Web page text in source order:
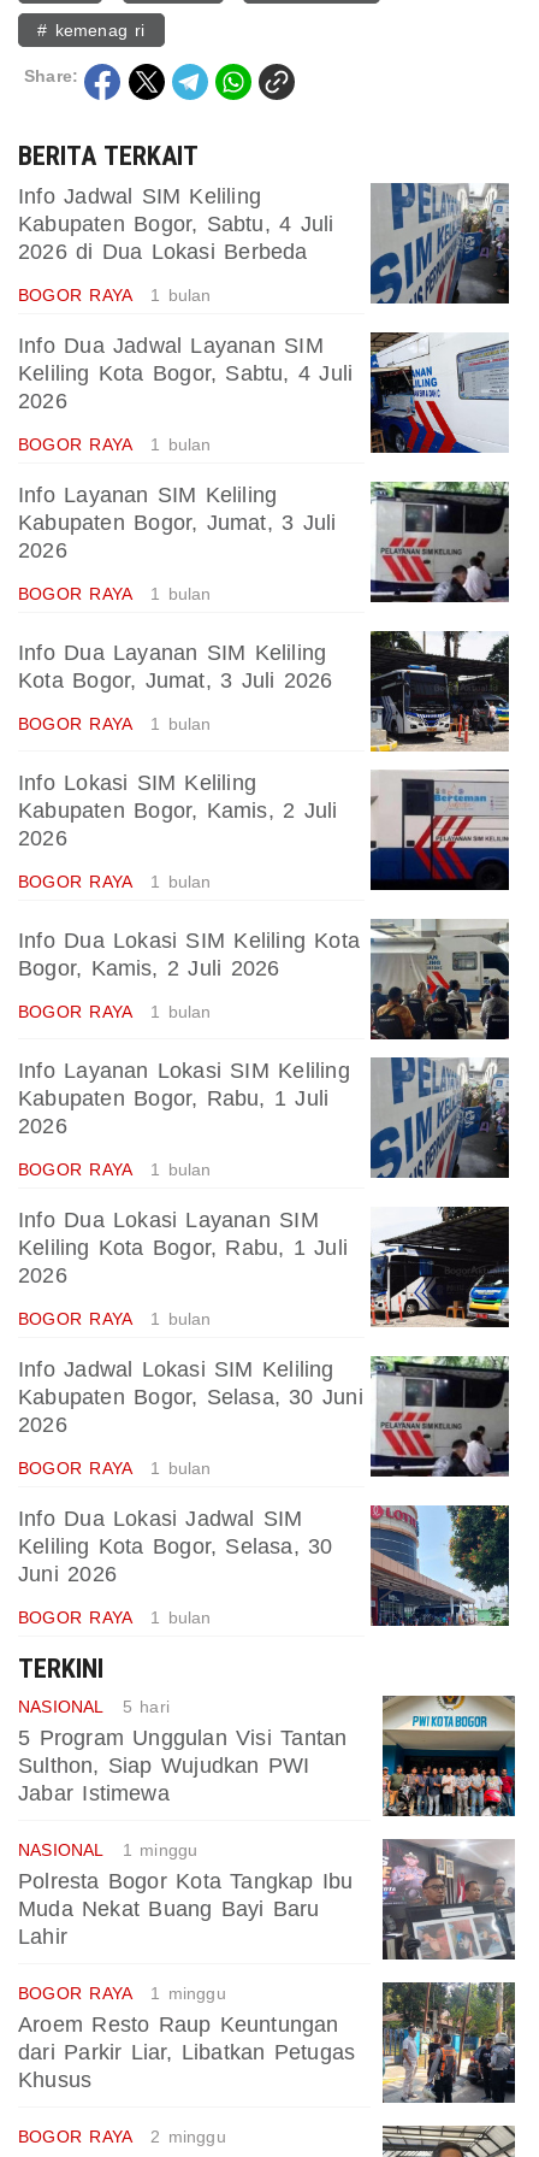
# kemenag ri
Share:
BERITA TERKAIT
Info Jadwal SIM Keliling
Kabupaten Bogor, Sabtu, 4 Juli
2026 di Dua Lokasi Berbeda
BOGOR RAYA 1 bulan
Info Dua Jadwal Layanan SIM
Keliling Kota Bogor, Sabtu, 4 Juli
2026
BOGOR RAYA 1 bulan
Info Layanan SIM Keliling
Kabupaten Bogor, Jumat, 3 Juli
2026
BOGOR RAYA 1 bulan
Info Dua Layanan SIM Keliling
Kota Bogor, Jumat, 3 Juli 2026
BOGOR RAYA 1 bulan
Info Lokasi SIM Keliling
Kabupaten Bogor, Kamis, 2 Juli
2026
BOGOR RAYA 1 bulan
Info Dua Lokasi SIM Keliling Kota
Bogor, Kamis, 2 Juli 2026
BOGOR RAYA 1 bulan
Info Layanan Lokasi SIM Keliling
Kabupaten Bogor, Rabu, 1 Juli
2026
BOGOR RAYA 1 bulan
Info Dua Lokasi Layanan SIM
Keliling Kota Bogor, Rabu, 1 Juli
2026
BOGOR RAYA 1 bulan
Info Jadwal Lokasi SIM Keliling
Kabupaten Bogor, Selasa, 30 Juni
2026
BOGOR RAYA 1 bulan
Info Dua Lokasi Jadwal SIM
Keliling Kota Bogor, Selasa, 30
Juni 2026
BOGOR RAYA 1 bulan
TERKINI
NASIONAL 5 hari
5 Program Unggulan Visi Tantan
Sulthon, Siap Wujudkan PWI
Jabar Istimewa
NASIONAL 1 minggu
Polresta Bogor Kota Tangkap Ibu
Muda Nekat Buang Bayi Baru
Lahir
BOGOR RAYA 1 minggu
Aroem Resto Raup Keuntungan
dari Parkir Liar, Libatkan Petugas
Khusus
BOGOR RAYA 2 minggu